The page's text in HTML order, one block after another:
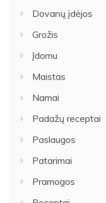
Dovanų įdėjos
Grožis
Įdomu
Maistas
Namai
Padažų receptai
Paslaugos
Patarimai
Pramogos